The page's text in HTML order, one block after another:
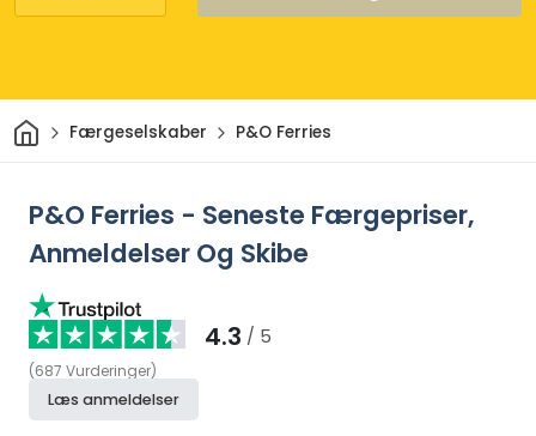
HjemFærgeselskaber P&O Ferries
P&O Ferries - Seneste Færgepriser,
Anmeldelser Og Skibe
4.3 / 5
(687 Vurderinger)
Læs anmeldelser